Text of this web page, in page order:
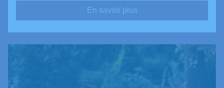
En savoir plus